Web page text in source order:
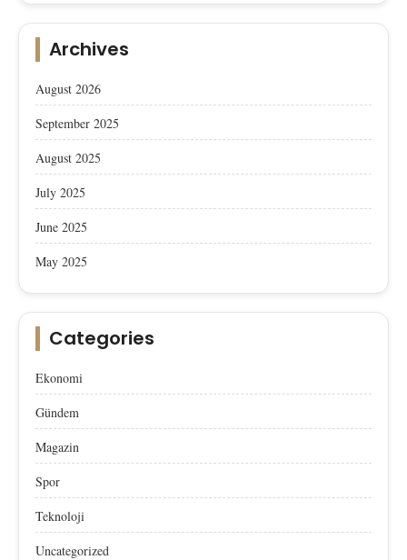
Archives
August 2026
September 2025
August 2025
July 2025
June 2025
May 2025
Categories
Ekonomi
Gündem
Magazin
Spor
Teknoloji
Uncategorized